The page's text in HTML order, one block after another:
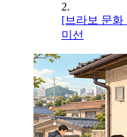
2.
[브라보 문화
미선